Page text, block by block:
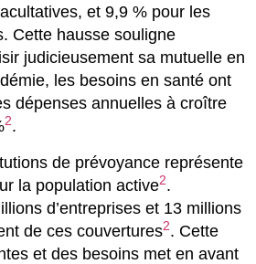
et 9,9 % pour les
Cette hausse souligne
judicieusement sa mutuelle en
les besoins en santé ont
dépenses annuelles à croître
2.
de prévoyance représente
la population active2.
d’entreprises et 13 millions
de ces couvertures2. Cette
et des besoins met en avant